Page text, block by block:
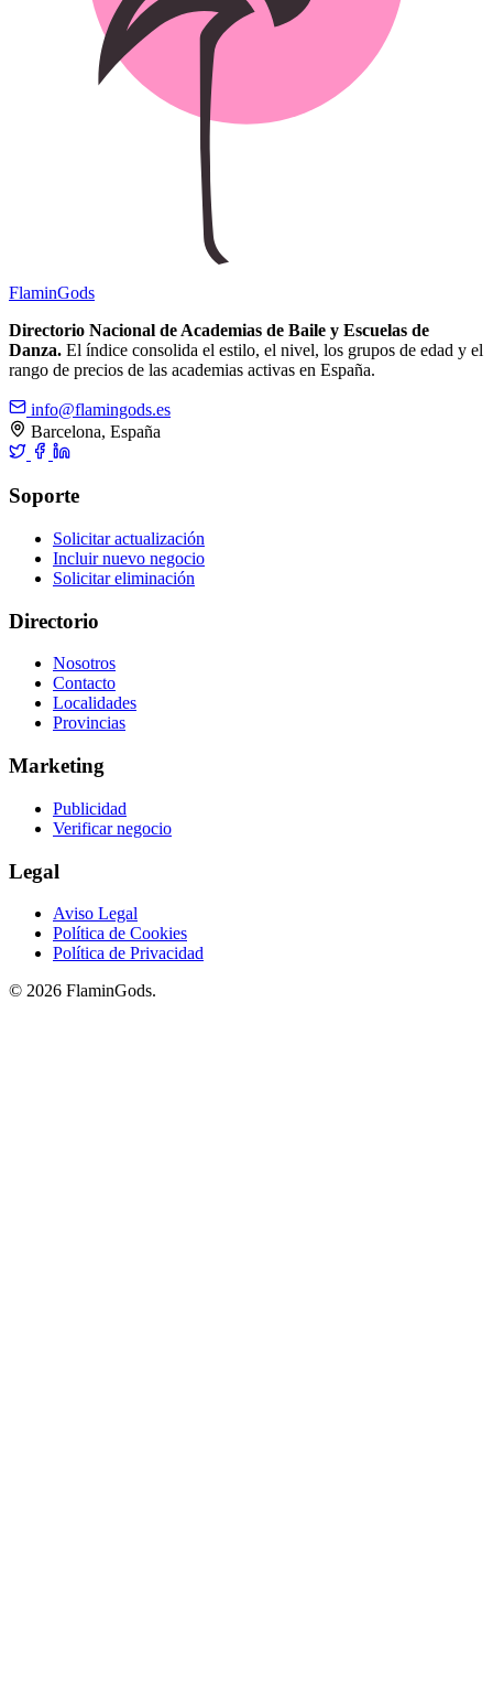
FlaminGods
Directorio Nacional de Academias de Baile y Escuelas de
Danza. El índice consolida el estilo, el nivel, los grupos de edad y el
rango de precios de las academias activas en España.
info@flamingods.es
Barcelona, España
Soporte
Solicitar actualización
Incluir nuevo negocio
Solicitar eliminación
Directorio
Nosotros
Contacto
Localidades
Provincias
Marketing
Publicidad
Verificar negocio
Legal
Aviso Legal
Política de Cookies
Política de Privacidad
© 2026 FlaminGods.